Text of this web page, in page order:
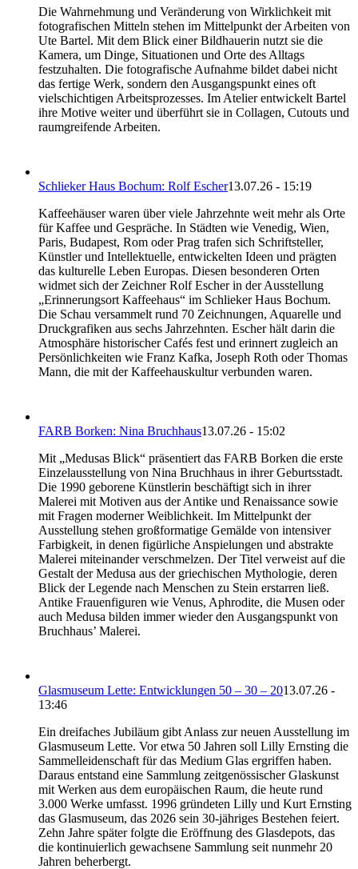
Die Wahrnehmung und Veränderung von Wirklichkeit mit
fotografischen Mitteln stehen im Mittelpunkt der Arbeiten von
Ute Bartel. Mit dem Blick einer Bildhauerin nutzt sie die
Kamera, um Dinge, Situationen und Orte des Alltags
festzuhalten. Die fotografische Aufnahme bildet dabei nicht
das fertige Werk, sondern den Ausgangspunkt eines oft
vielschichtigen Arbeitsprozesses. Im Atelier entwickelt Bartel
ihre Motive weiter und überführt sie in Collagen, Cutouts und
raumgreifende Arbeiten.
Schlieker Haus Bochum: Rolf Escher13.07.26 - 15:19
Kaffeehäuser waren über viele Jahrzehnte weit mehr als Orte
für Kaffee und Gespräche. In Städten wie Venedig, Wien,
Paris, Budapest, Rom oder Prag trafen sich Schriftsteller,
Künstler und Intellektuelle, entwickelten Ideen und prägten
das kulturelle Leben Europas. Diesen besonderen Orten
widmet sich der Zeichner Rolf Escher in der Ausstellung
„Erinnerungsort Kaffeehaus“ im Schlieker Haus Bochum.
Die Schau versammelt rund 70 Zeichnungen, Aquarelle und
Druckgrafiken aus sechs Jahrzehnten. Escher hält darin die
Atmosphäre historischer Cafés fest und erinnert zugleich an
Persönlichkeiten wie Franz Kafka, Joseph Roth oder Thomas
Mann, die mit der Kaffeehauskultur verbunden waren.
FARB Borken: Nina Bruchhaus13.07.26 - 15:02
Mit „Medusas Blick“ präsentiert das FARB Borken die erste
Einzelausstellung von Nina Bruchhaus in ihrer Geburtsstadt.
Die 1990 geborene Künstlerin beschäftigt sich in ihrer
Malerei mit Motiven aus der Antike und Renaissance sowie
mit Fragen moderner Weiblichkeit. Im Mittelpunkt der
Ausstellung stehen großformatige Gemälde von intensiver
Farbigkeit, in denen figürliche Anspielungen und abstrakte
Malerei miteinander verschmelzen. Der Titel verweist auf die
Gestalt der Medusa aus der griechischen Mythologie, deren
Blick der Legende nach Menschen zu Stein erstarren ließ.
Antike Frauenfiguren wie Venus, Aphrodite, die Musen oder
auch Medusa bilden immer wieder den Ausgangspunkt von
Bruchhaus’ Malerei.
Glasmuseum Lette: Entwicklungen 50 – 30 – 2013.07.26 -
13:46
Ein dreifaches Jubiläum gibt Anlass zur neuen Ausstellung im
Glasmuseum Lette. Vor etwa 50 Jahren soll Lilly Ernsting die
Sammelleidenschaft für das Medium Glas ergriffen haben.
Daraus entstand eine Sammlung zeitgenössischer Glaskunst
mit Werken aus dem europäischen Raum, die heute rund
3.000 Werke umfasst. 1996 gründeten Lilly und Kurt Ernsting
das Glasmuseum, das 2026 sein 30-jähriges Bestehen feiert.
Zehn Jahre später folgte die Eröffnung des Glasdepots, das
die kontinuierlich gewachsene Sammlung seit nunmehr 20
Jahren beherbergt.